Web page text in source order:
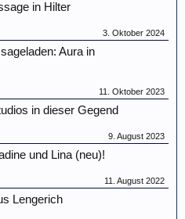
in Hilter
3. Oktober 2024
Aura in
11. Oktober 2023
in dieser Gegend
9. August 2023
und Lina (neu)!
11. August 2022
Lengerich